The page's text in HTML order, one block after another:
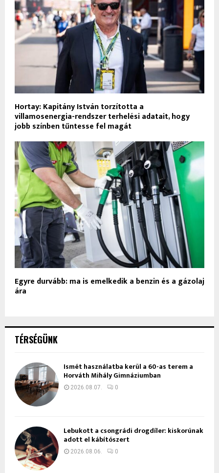
Hortay: Kapitány István torzította a
villamosenergia-rendszer terhelési adatait, hogy
jobb színben tűntesse fel magát
Egyre durvább: ma is emelkedik a benzin és a gázolaj
ára
TÉRSÉGÜNK
Ismét használatba kerül a 60-as terem a
Horváth Mihály Gimnáziumban
2026.08.07. 0
Lebukott a csongrádi drogdíler: kiskorúnak
adott el kábítószert
2026.08.06. 0